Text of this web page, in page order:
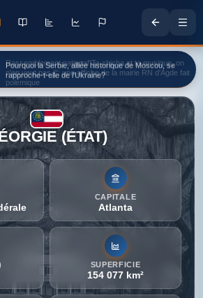
Pourquoi la Serbie, alliée historique de Moscou, se
rapproche-t-elle de l'Ukraine?
(ÉTAT)
CAPITALE
Atlanta
SUPERFICIE
154 077 km²